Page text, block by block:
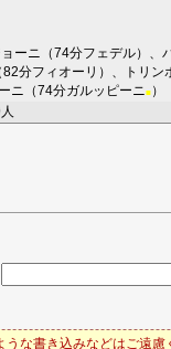
ーニ （74分フェデル）、
82分フィオーリ ）、 トリン
ニ （74分ガルッピーニ ■ ）
人
な書き込みなどはご遠